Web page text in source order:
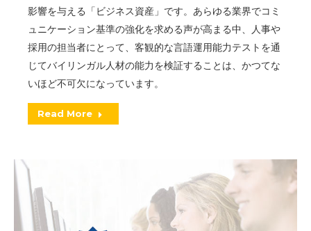
影響を与える「ビジネス資産」です。あらゆる業界でコミ
ュニケーション基準の強化を求める声が高まる中、人事や
採用の担当者にとって、客観的な言語運用能力テストを通
じてバイリンガル人材の能力を検証することは、かつてな
いほど不可欠になっています。
Read More